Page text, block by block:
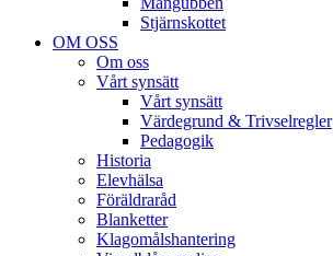
Stjärnskottet
OM OSS
Om oss
Vårt synsätt
Vårt synsätt
Värdegrund & Trivselregler
Pedagogik
Historia
Elevhälsa
Föräldraråd
Blanketter
Klagomålshantering